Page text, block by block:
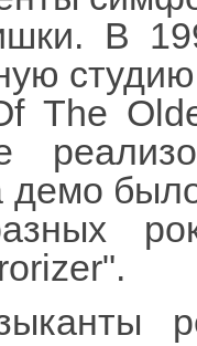
В
The